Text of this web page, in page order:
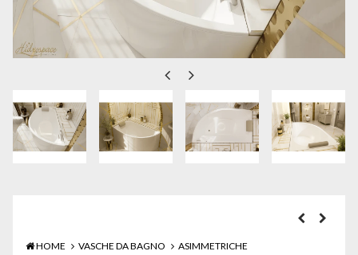
HOME VASCHE DA BAGNO ASIMMETRICHE